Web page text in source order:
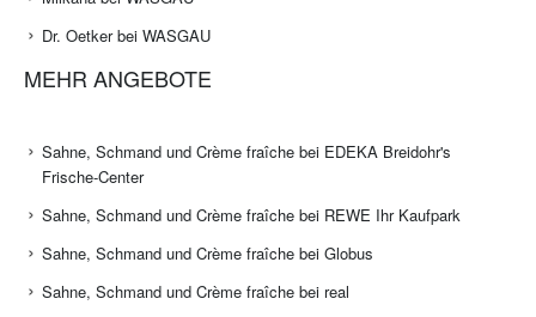
Dr. Oetker bei WASGAU
MEHR ANGEBOTE
Sahne, Schmand und Crème fraîche bei EDEKA Breidohr's
Frische-Center
Sahne, Schmand und Crème fraîche bei REWE Ihr Kaufpark
Sahne, Schmand und Crème fraîche bei Globus
Sahne, Schmand und Crème fraîche bei real